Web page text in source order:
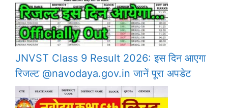
JNVST Class 9 Result 2026: इस दिन आएगा
रिजल्ट @navodaya.gov.in जानें पूरा अपडेट